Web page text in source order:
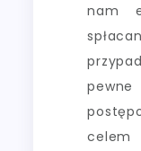
nam